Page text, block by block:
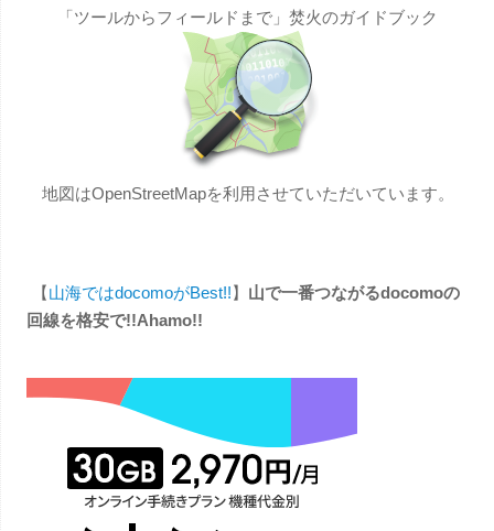
「ツールからフィールドまで」焚火のガイドブック
地図はOpenStreetMapを利用させていただいています。
【山海ではdocomoがBest!!】 山で一番つながるdocomoの
回線を格安で!!Ahamo!!